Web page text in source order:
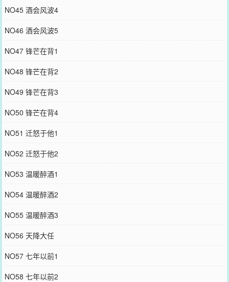
NO45 酒会风波4
NO46 酒会风波5
NO47 锋芒在背1
NO48 锋芒在背2
NO49 锋芒在背3
NO50 锋芒在背4
NO51 迁怒于他1
NO52 迁怒于他2
NO53 温暖醉酒1
NO54 温暖醉酒2
NO55 温暖醉酒3
NO56 天降大任
NO57 七年以前1
NO58 七年以前2